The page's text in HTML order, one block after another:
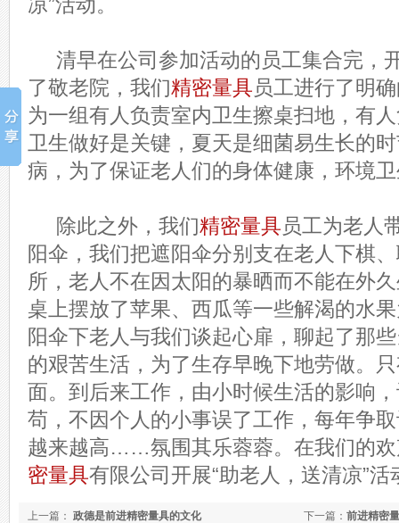
清早在公司参加活动的员工集合完，
了敬老院，我们精密量具员工进行了明
为一组有人负责室内卫生擦桌扫地，有
卫生做好是关键，夏天是细菌易生长的
病，为了保证老人们的身体健康，环境
除此之外，我们精密量具员工为老人
阳伞，我们把遮阳伞分别支在老人下棋
所，老人不在因太阳的暴晒而不能在外
桌上摆放了苹果、西瓜等一些解渴的水
阳伞下老人与我们谈起心扉，聊起了那
的艰苦生活，为了生存早晚下地劳做。
面。到后来工作，由小时候生活的影响
苟，不因个人的小事误了工作，每年争
越来越高……氛围其乐蓉蓉。在我们的欢
密量具有限公司开展“助老人，送清凉”
下一篇： 前进精密
上一篇： 政德是前进精密量具的文化